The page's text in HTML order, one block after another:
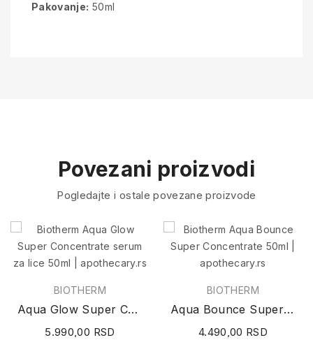
Pakovanje: 50ml
Povezani proizvodi
Pogledajte i ostale povezane proizvode
BIOTHERM
Aqua Glow Super Concentrate serum za lice 50ml
5.990,00 RSD
BIOTHERM
Aqua Bounce Super Concentrate 50ml
4.490,00 RSD